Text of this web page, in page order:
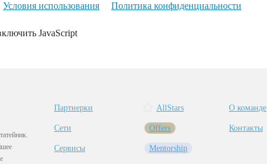
Условия использования Политика конфиденциальности
JavaScript
Партнерки
Сети
Сервисы
AllStars
Offers
Mentorship
О команде
Контакты